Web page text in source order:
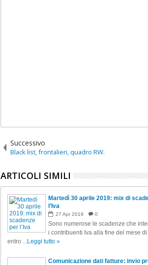
Successivo
Black list, frontalieri, quadro RW.
ARTICOLI SIMILI
Martedì 30 aprile 2019: mix di
l’Iva
27 Apr 2019 0
Sono numerose le scadenze che
i contribuenti Iva alla fine del mese
entro ...Leggi tutto »
Comunicazione dati fatture: invio